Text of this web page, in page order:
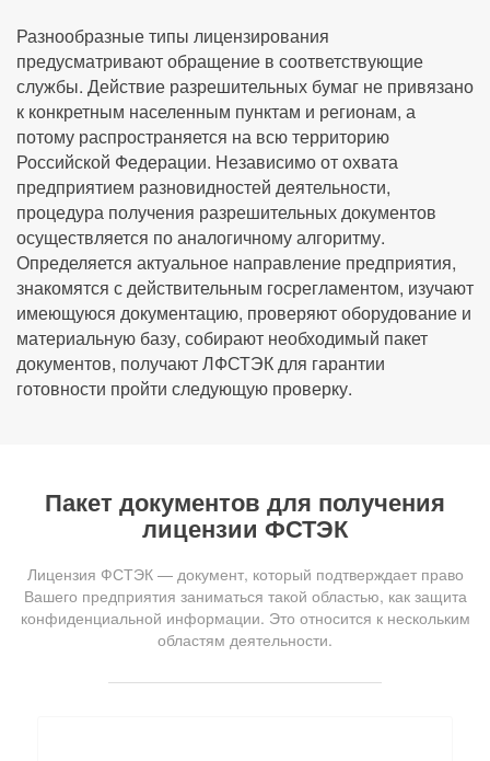
Разнообразные типы лицензирования
предусматривают обращение в соответствующие
службы. Действие разрешительных бумаг не привязано
к конкретным населенным пунктам и регионам, а
потому распространяется на всю территорию
Российской Федерации. Независимо от охвата
предприятием разновидностей деятельности,
процедура получения разрешительных документов
осуществляется по аналогичному алгоритму.
Определяется актуальное направление предприятия,
знакомятся с действительным госрегламентом, изучают
имеющуюся документацию, проверяют оборудование и
материальную базу, собирают необходимый пакет
документов, получают ЛФСТЭК для гарантии
готовности пройти следующую проверку.
Пакет документов для получения
лицензии ФСТЭК
Лицензия ФСТЭК — документ, который подтверждает право
Вашего предприятия заниматься такой областью, как защита
конфиденциальной информации. Это относится к нескольким
областям деятельности.